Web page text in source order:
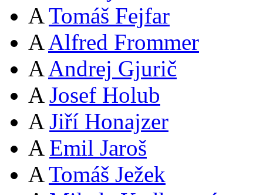
A Tomáš Fejfar
A Alfred Frommer
A Andrej Gjurič
A Josef Holub
A Jiří Honajzer
A Emil Jaroš
A Tomáš Ježek